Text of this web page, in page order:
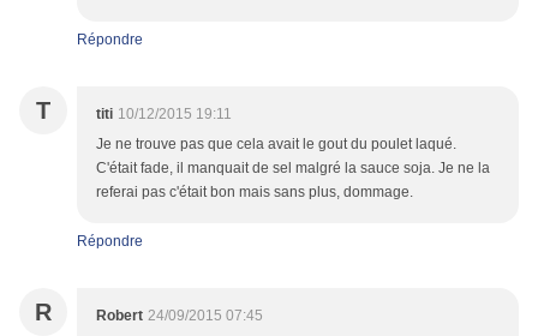
Répondre
T titi 10/12/2015 19:11
Je ne trouve pas que cela avait le gout du poulet laqué.
C'était fade, il manquait de sel malgré la sauce soja. Je ne la
referai pas c'était bon mais sans plus, dommage.
Répondre
R Robert 24/09/2015 07:45